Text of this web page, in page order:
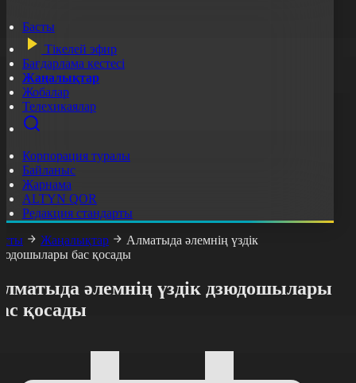
Басты
Тікелей эфир
Бағдарлама кестесі
Жаңалықтар
Жобалар
Телехикаялар
Корпорация туралы
Байланыс
Жарнама
ALTYN QOR
Редакция стандарты
Жаңалықтар
Алматыда әлемнің үздік
бас қосады
әлемнің үздік дзюдошылары
қосады